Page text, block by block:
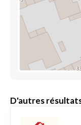
D'autres